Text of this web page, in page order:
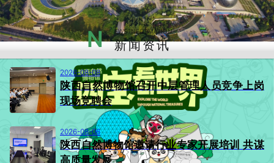
N EWS INFORMATION
新闻资讯
2026-08-08
陕西自然博物馆召开中层管理人员竞争上岗
现场竞聘会
2026-08-06
陕西自然博物馆邀请行业专家开展培训 共谋
高质量发展